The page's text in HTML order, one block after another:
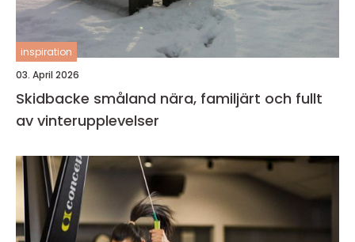
inspiration
03. April 2026
Skidbacke småland nära, familjärt och fullt
av vinterupplevelser